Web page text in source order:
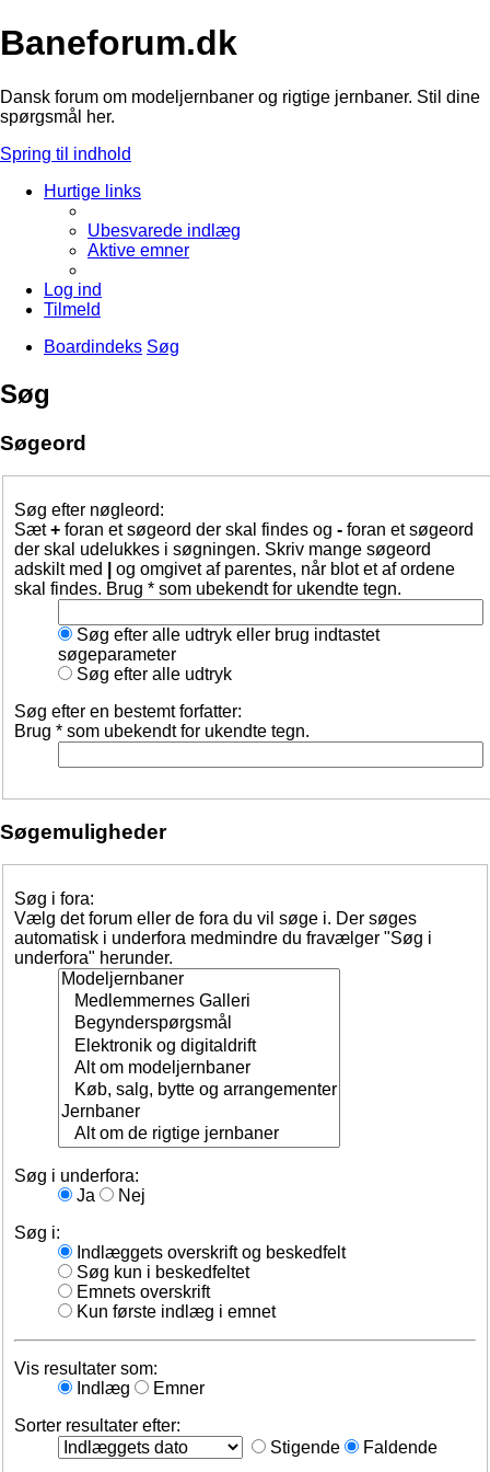
Baneforum.dk
Dansk forum om modeljernbaner og rigtige jernbaner. Stil dine
spørgsmål her.
Spring til indhold
Hurtige links
Ubesvarede indlæg
Aktive emner
Log ind
Tilmeld
Boardindeks Søg
Søg
Søgeord
Søg efter nøgleord:
Sæt+ foran et søgeord der skal findes og - foran et søgeord
der skal udelukkes i søgningen. Skriv mange søgeord
adskilt med
og omgivet af parentes, når blot et af ordene
skal findes. Brug * som ubekendt for ukendte tegn.
Søg efter alle udtryk eller brug indtastet
søgeparameter
Søg efter alle udtryk
Søg efter en bestemt forfatter:
Brug * som ubekendt for ukendte tegn.
Søgemuligheder
Søg i fora:
Vælg det forum eller de fora du vil søge i. Der søges
automatisk i underfora medmindre du fravælger "Søg i
underfora" herunder.
Søg i underfora:
Ja
Nej
Søg i:
Indlæggets overskrift og beskedfelt
Søg kun i beskedfeltet
Emnets overskrift
Kun første indlæg i emnet
Vis resultater som:
Indlæg
Emner
Sorter resultater efter:
Stigende
Faldende